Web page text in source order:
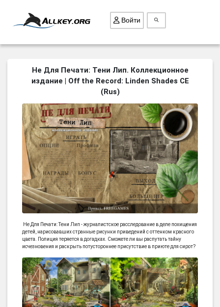
ВСЕ ИГРЫ
ПОИСК ПРЕДМЕТОВ
БИЗНЕС
ТРИ-В-РЯД
СТРАТЕГИИ
СТРЕЛЯЛКИ
КВЕСТ
КАК СКАЧАТЬ
НОВОСТИ
Войти
Не Для Печати: Тени Лип. Коллекционное
издание | Off the Record: Linden Shades CE
(Rus)
Не Для Печати: Тени Лип - журналистское расследование в деле похищения
детей, нарисовавших странные рисунки приведений с оттенком красного
цвета. Полиция теряется в догадках. Сможете ли вы распутать тайну
исчезновения и раскрыть потустороннее присутствие в приюте для сирот?